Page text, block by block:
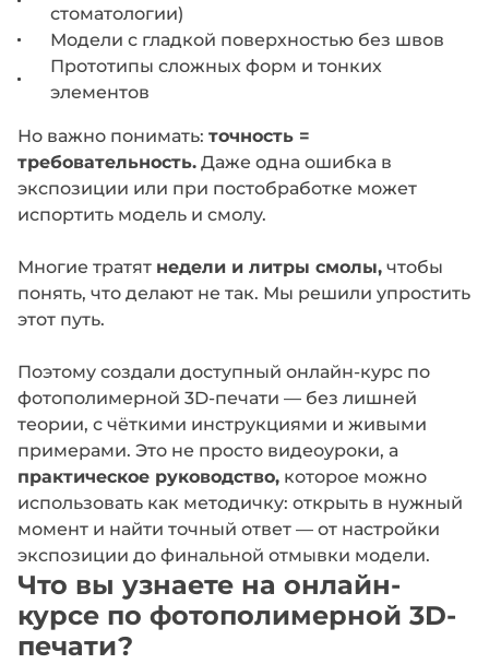
стоматологии)
Модели с гладкой поверхностью без швов
Прототипы сложных форм и тонких
элементов
Но важно понимать: точность =
требовательность.Даже одна ошибка в
экспозиции или при постобработке может
испортить модель и смолу.
Многие тратят недели и литры смолы,чтобы
понять, что делают не так. Мы решили упростить
этот путь.
Поэтому создали доступный онлайн-курс по
фотополимерной 3D-печати — без лишней
теории, с чёткими инструкциями и живыми
примерами. Это не просто видеоуроки, а
практическое руководство, которое можно
использовать как методичку: открыть в нужный
момент и найти точный ответ — от настройки
экспозиции до финальной отмывки модели.
Что вы узнаете на онлайн-
курсе по фотополимерной 3D-
печати?